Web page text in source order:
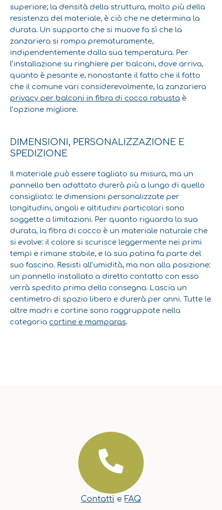
superiore; la densità della struttura, molto più della
resistenza del materiale, è ciò che ne determina la
durata. Un supporto che si muove fa sì che la
zanzariera si rompa prematuramente,
indipendentemente dalla sua temperatura. Per
l’installazione su ringhiere per balconi, dove arriva,
quanto è pesante e, nonostante il fatto che il fatto
che il comune vari considerevolmente, la zanzariera
privacy per balconi in fibra di cocco robusta è
l’opzione migliore.
DIMENSIONI, PERSONALIZZAZIONE E
SPEDIZIONE
Il materiale può essere tagliato su misura, ma un
pannello ben adattato durerà più a lungo di quello
consigliato: le dimensioni personalizzate per
longitudini, angoli e altitudini particolari sono
soggette a limitazioni. Per quanto riguarda la sua
durata, la fibra di cocco è un materiale naturale che
si evolve: il colore si scurisce leggermente nei primi
tempi e rimane stabile, e la sua patina fa parte del
suo fascino. Resisti all’umidità, ma non alla posizione:
un pannello installato a diretto contatto con esso
verrà spedito prima della consegna. Lascia un
centimetro di spazio libero e durerà per anni. Tutte le
altre madri e cortine sono raggruppate nella
categoria cortine e mamparas.
Contatti e FAQ